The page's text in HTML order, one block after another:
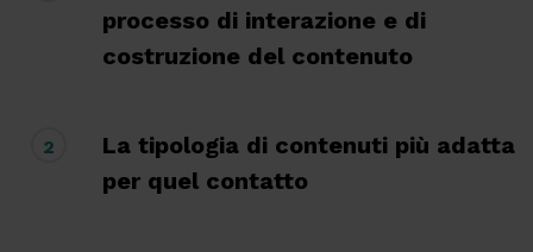
processo di interazione e di
costruzione del contenuto
2
La tipologia di contenuti più adatta
per quel contatto